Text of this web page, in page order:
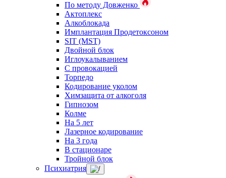
По методу Довженко
Актоплекс
Алкоблокада
Имплантация Продетоксоном
SIT (MST)
Двойной блок
Иглоукалыванием
С провокацией
Торпедо
Кодирование уколом
Химзащита от алкоголя
Гипнозом
Колме
На 5 лет
Лазерное кодирование
На 3 года
В стационаре
Тройной блок
Психиатрия